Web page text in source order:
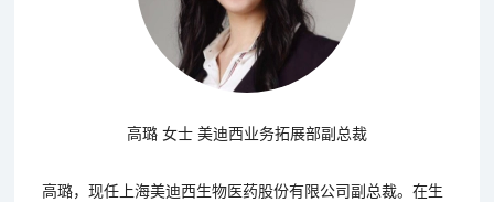
高璐 女士 美迪西业务拓展部副总裁
高璐，现任上海美迪西生物医药股份有限公司副总裁。在生